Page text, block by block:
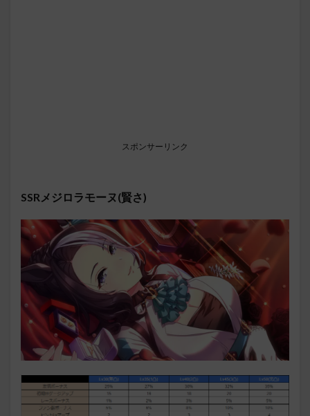
スポンサーリンク
SSRメジロラモーヌ(賢さ)